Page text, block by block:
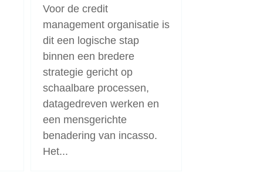
Voor de credit
management organisatie is
dit een logische stap
binnen een bredere
strategie gericht op
schaalbare processen,
datagedreven werken en
een mensgerichte
benadering van incasso.
Het...